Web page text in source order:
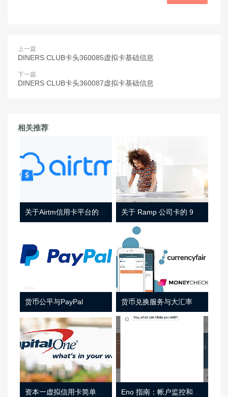
上一篇
DINERS CLUB卡头360085虚拟卡基础信息
下一篇
DINERS CLUB卡头360087虚拟卡基础信息
相关推荐
货币公平与PayPal 货币兑换服务与大汇率
资本一虚拟信用卡简单介绍